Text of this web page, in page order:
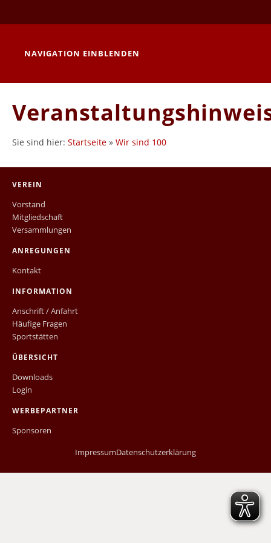
NAVIGATION EINBLENDEN
Sie sind hier: Startseite » Wir sind 100
VEREIN
Vorstand
Mitgliedschaft
Versammlungen
ANREGUNGEN
Kontakt
INFORMATION
Anschrift / Anfahrt
Häufige Fragen
Sportstätten
ÜBERSICHT
Downloads
Login
WERBEPARTNER
Sponsoren
ImpressumDatenschutzerklärung